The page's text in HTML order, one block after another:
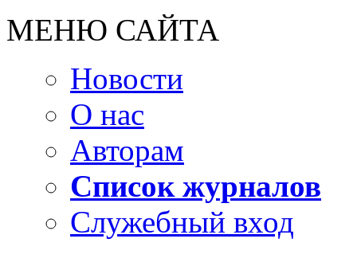
МЕНЮ САЙТА
Новости
О нас
Авторам
Список журналов
Служебный вход